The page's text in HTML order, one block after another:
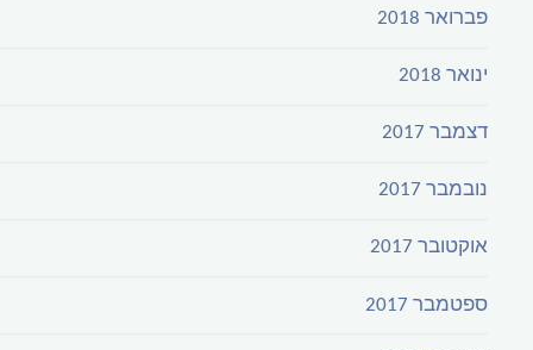
פברואר 2018
ינואר 2018
דצמבר 2017
נובמבר 2017
אוקטובר 2017
ספטמבר 2017